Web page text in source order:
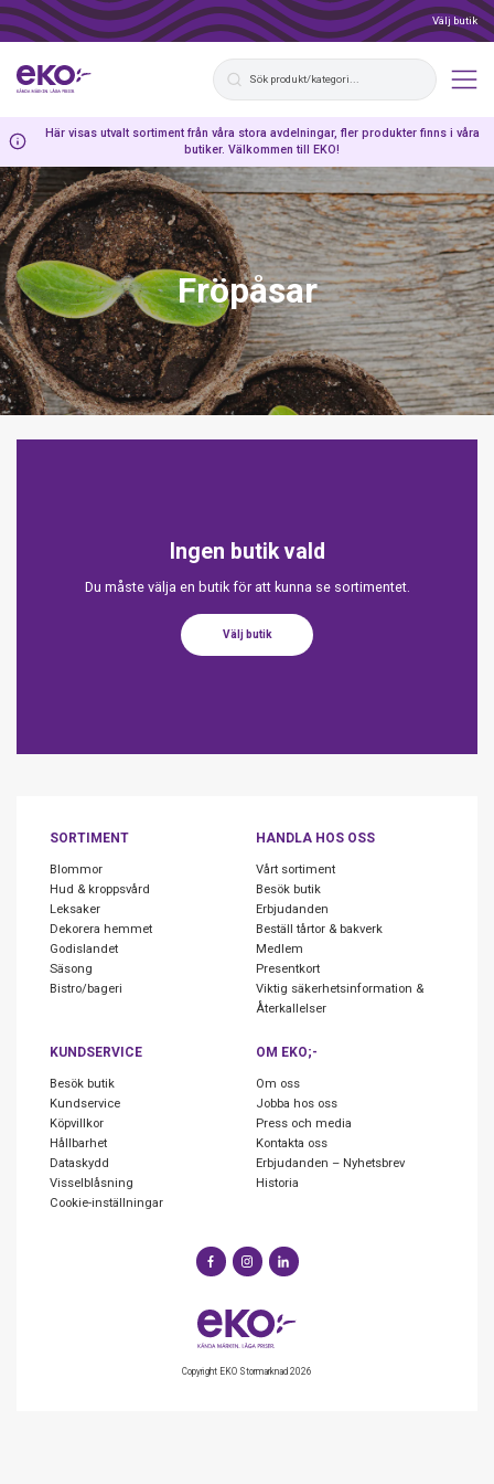
Välj butik
Här visas utvalt sortiment från våra stora avdelningar, fler produkter finns i våra
butiker. Välkommen till EKO!
Fröpåsar
Ingen butik vald
Du måste välja en butik för att kunna se sortimentet.
Välj butik
SORTIMENT
Blommor
Hud & kroppsvård
Leksaker
Dekorera hemmet
Godislandet
Säsong
Bistro/bageri
HANDLA HOS OSS
Vårt sortiment
Besök butik
Erbjudanden
Beställ tårtor & bakverk
Medlem
Presentkort
Viktig säkerhetsinformation &
Återkallelser
KUNDSERVICE
Besök butik
Kundservice
Köpvillkor
Hållbarhet
Dataskydd
Visselblåsning
Cookie-inställningar
OM EKO;-
Om oss
Jobba hos oss
Press och media
Kontakta oss
Erbjudanden – Nyhetsbrev
Historia
Copyright EKO Stormarknad 2026